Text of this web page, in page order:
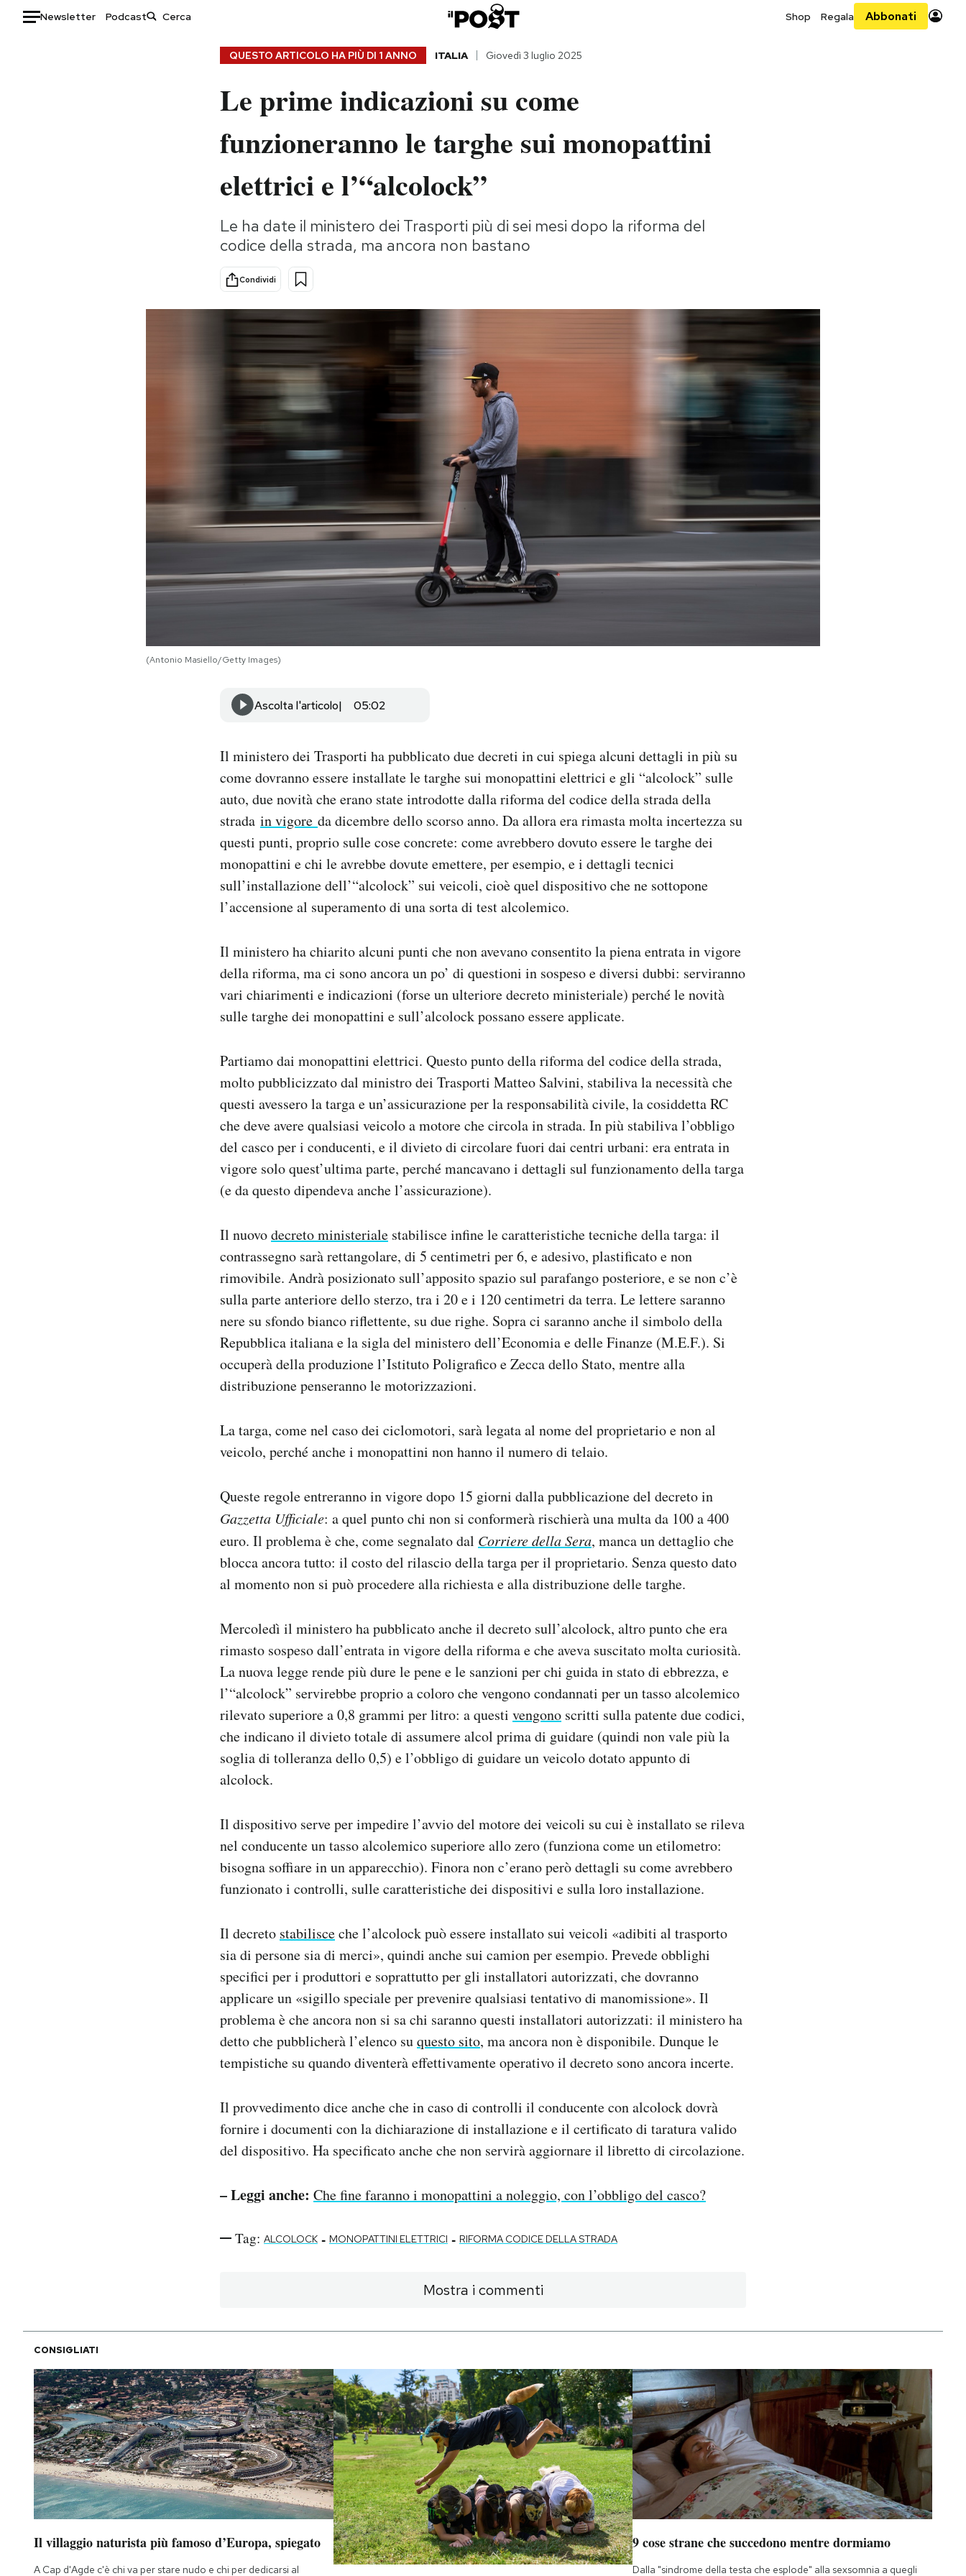
Newsletter Podcast Shop Regala Abbonati
Storie/Idee
Mondiali calcio 2026
AREA PERSONALE
QUESTO ARTICOLO HA PIÙ DI 1 ANNO ITALIA Giovedì 3 luglio 2025
Le prime indicazioni su come
funzioneranno le targhe sui monopattini
elettrici e l’“alcolock”
Le ha date il ministero dei Trasporti più di sei mesi dopo la riforma del
codice della strada, ma ancora non bastano
Condividi
(Antonio Masiello/Getty Images)
Ascolta l'articolo 05:02
Il ministero dei Trasporti ha pubblicato due decreti in cui spiega alcuni dettagli in più su
come dovranno essere installate le targhe sui monopattini elettrici e gli “alcolock” sulle
auto, due novità che erano state introdotte dalla riforma del codice della strada della
strada in vigore da dicembre dello scorso anno. Da allora era rimasta molta incertezza su
questi punti, proprio sulle cose concrete: come avrebbero dovuto essere le targhe dei
monopattini e chi le avrebbe dovute emettere, per esempio, e i dettagli tecnici
sull’installazione dell’“alcolock” sui veicoli, cioè quel dispositivo che ne sottopone
l’accensione al superamento di una sorta di test alcolemico.
Il ministero ha chiarito alcuni punti che non avevano consentito la piena entrata in vigore
della riforma, ma ci sono ancora un po’ di questioni in sospeso e diversi dubbi: serviranno
vari chiarimenti e indicazioni (forse un ulteriore decreto ministeriale) perché le novità
sulle targhe dei monopattini e sull’alcolock possano essere applicate.
Partiamo dai monopattini elettrici. Questo punto della riforma del codice della strada,
molto pubblicizzato dal ministro dei Trasporti Matteo Salvini, stabiliva la necessità che
questi avessero la targa e un’assicurazione per la responsabilità civile, la cosiddetta RC
che deve avere qualsiasi veicolo a motore che circola in strada. In più stabiliva l’obbligo
del casco per i conducenti, e il divieto di circolare fuori dai centri urbani: era entrata in
vigore solo quest’ultima parte, perché mancavano i dettagli sul funzionamento della targa
(e da questo dipendeva anche l’assicurazione).
Il nuovodecreto ministeriale stabilisce infine le caratteristiche tecniche della targa: il
contrassegno sarà rettangolare, di 5 centimetri per 6, e adesivo, plastificato e non
rimovibile. Andrà posizionato sull’apposito spazio sul parafango posteriore, e se non c’è
sulla parte anteriore dello sterzo, tra i 20 e i 120 centimetri da terra. Le lettere saranno
nere su sfondo bianco riflettente, su due righe. Sopra ci saranno anche il simbolo della
Repubblica italiana e la sigla del ministero dell’Economia e delle Finanze (M.E.F.). Si
occuperà della produzione l’Istituto Poligrafico e Zecca dello Stato, mentre alla
distribuzione penseranno le motorizzazioni.
La targa, come nel caso dei ciclomotori, sarà legata al nome del proprietario e non al
veicolo, perché anche i monopattini non hanno il numero di telaio.
Queste regole entreranno in vigore dopo 15 giorni dalla pubblicazione del decreto in
Gazzetta Ufficiale: a quel punto chi non si conformerà rischierà una multa da 100 a 400
euro. Il problema è che, come segnalato dal Corriere della Sera, manca un dettaglio che
blocca ancora tutto: il costo del rilascio della targa per il proprietario. Senza questo dato
al momento non si può procedere alla richiesta e alla distribuzione delle targhe.
Mercoledì il ministero ha pubblicato anche il decreto sull’alcolock, altro punto che era
rimasto sospeso dall’entrata in vigore della riforma e che aveva suscitato molta curiosità.
La nuova legge rende più dure le pene e le sanzioni per chi guida in stato di ebbrezza, e
l’“alcolock” servirebbe proprio a coloro che vengono condannati per un tasso alcolemico
rilevato superiore a 0,8 grammi per litro: a questi vengono scritti sulla patente due codici,
che indicano il divieto totale di assumere alcol prima di guidare (quindi non vale più la
soglia di tolleranza dello 0,5) e l’obbligo di guidare un veicolo dotato appunto di
alcolock.
Il dispositivo serve per impedire l’avvio del motore dei veicoli su cui è installato se rileva
nel conducente un tasso alcolemico superiore allo zero (funziona come un etilometro:
bisogna soffiare in un apparecchio). Finora non c’erano però dettagli su come avrebbero
funzionato i controlli, sulle caratteristiche dei dispositivi e sulla loro installazione.
Il decreto stabilisceche l’alcolock può essere installato sui veicoli «adibiti al trasporto
sia di persone sia di merci», quindi anche sui camion per esempio. Prevede obblighi
specifici per i produttori e soprattutto per gli installatori autorizzati, che dovranno
applicare un «sigillo speciale per prevenire qualsiasi tentativo di manomissione». Il
problema è che ancora non si sa chi saranno questi installatori autorizzati: il ministero ha
detto che pubblicherà l’elenco suquesto sito, ma ancora non è disponibile. Dunque le
tempistiche su quando diventerà effettivamente operativo il decreto sono ancora incerte.
Il provvedimento dice anche che in caso di controlli il conducente con alcolock dovrà
fornire i documenti con la dichiarazione di installazione e il certificato di taratura valido
del dispositivo. Ha specificato anche che non servirà aggiornare il libretto di circolazione.
– Leggi anche: Che fine faranno i monopattini a noleggio, con l’obbligo del casco?
Tag: ALCOLOCK - MONOPATTINI ELETTRICI - RIFORMA CODICE DELLA STRADA
Mostra i commenti
CONSIGLIATI
Il villaggio naturista più famoso d’Europa, spiegato
A Cap d'Agde c'è chi va per stare nudo e chi per dedicarsi al
9 cose strane che succedono mentre dormiamo
Dalla "sindrome della testa che esplode" alla sexsomnia a quegli